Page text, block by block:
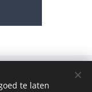
te laten